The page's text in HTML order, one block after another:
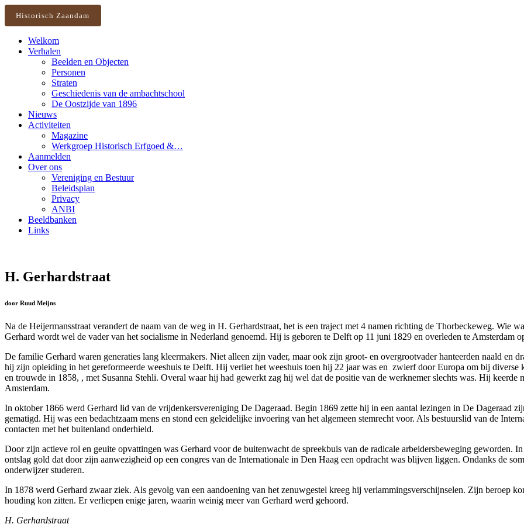
Historisch Zaandam
Welkom
Verhalen
Beelden en Objecten
Personen
Straten
Geschiedenis van de ambachtschool
De Oostzijde van 1896
Nieuws
Activiteiten
Magazine
Werkgroep Historisch Erfgoed &…
Aanmelden
Over ons
Vereniging en Bestuur
Beleidsplan
Privacy
ANBI
Beeldbanken
Links
H. Gerhardstraat
door Ruud Meijns
Na de Heijermansstraat verandert de naam van de weg in H. Gerhardstraat, het is een traject met 4 namen richting de Thorbeckeweg. Wie
Gerhard wordt wel de vader van het socialisme in Nederland genoemd. Hij is geboren te Delft op 11 juni 1829 en overleden te Amsterdam
De familie Gerhard waren generaties lang kleermakers. Niet alleen zijn vader, maar ook zijn groot- en overgrootvader hanteerden naald en
hij zijn opleiding in het gereformeerde weeshuis te Delft. Hij verliet het weeshuis toen hij 22 jaar was en zwierf door Europa om bij diverse
en trouwde in 1858, , met Susanna Stehli. Overal waar hij had gewerkt zag hij wel dat de positie van de werknemer slechts was. Hij
Amsterdam.
In oktober 1866 werd Gerhard lid van de vrijdenkersvereniging De Dageraad. Begin 1869 zette hij in een aantal lezingen in De Dageraad
gematigd. Hij was een bedachtzaam mens en stond een geleidelijke invoering van het algemeen stemrecht voor. Als bestuurslid van de
contacten met het buitenland onderhield.
Door zijn actieve rol en geuite opvattingen was Gerhard voor de buitenwacht de spreekbuis van de radicale arbeidersbeweging geworden.
ontslag gold dat door zijn aanwezigheid op een congres van de Internationale in Den Haag een opdracht was blijven liggen. Ondanks de
onderwijzer studeren.
In 1878 werd Gerhard zwaar ziek. Als gevolg van een aandoening van het zenuwgestel kreeg hij verlammingsverschijnselen. Zijn beroep
houding kon zitten. Er verliepen enige jaren, waarin weinig meer van Gerhard werd gehoord.
H. Gerhardstraat